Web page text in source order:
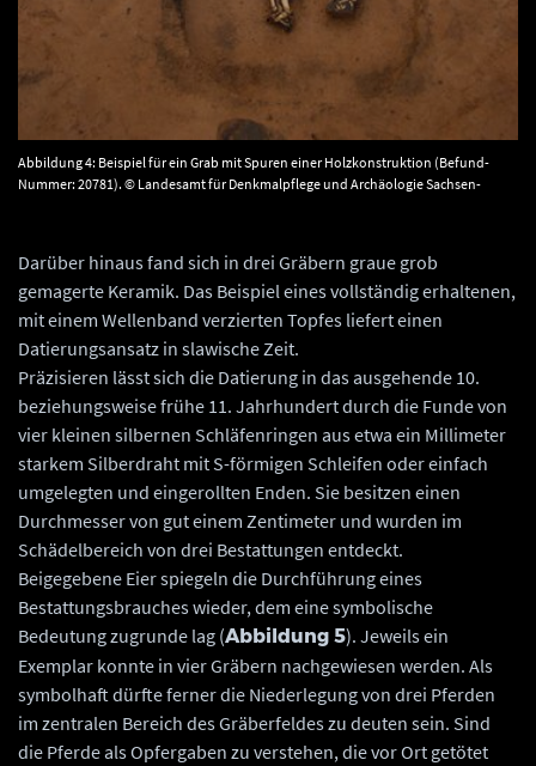
Abbildung 4: Beispiel für ein Grab mit Spuren einer Holzkonstruktion (Befund-
Nummer: 20781). © Landesamt für Denkmalpflege und Archäologie Sachsen-
Darüber hinaus fand sich in drei Gräbern graue grob
gemagerte Keramik. Das Beispiel eines vollständig erhaltenen,
mit einem Wellenband verzierten Topfes liefert einen
Datierungsansatz in slawische Zeit.
Präzisieren lässt sich die Datierung in das ausgehende 10.
beziehungsweise frühe 11. Jahrhundert durch die Funde von
vier kleinen silbernen Schläfenringen aus etwa ein Millimeter
starkem Silberdraht mit S-förmigen Schleifen oder einfach
umgelegten und eingerollten Enden. Sie besitzen einen
Durchmesser von gut einem Zentimeter und wurden im
Schädelbereich von drei Bestattungen entdeckt.
Beigegebene Eier spiegeln die Durchführung eines
Bestattungsbrauches wieder, dem eine symbolische
Bedeutung zugrunde lag (Abbildung 5). Jeweils ein
Exemplar konnte in vier Gräbern nachgewiesen werden. Als
symbolhaft dürfte ferner die Niederlegung von drei Pferden
im zentralen Bereich des Gräberfeldes zu deuten sein. Sind
die Pferde als Opfergaben zu verstehen, die vor Ort getötet